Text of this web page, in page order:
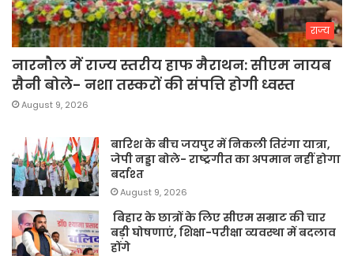
राज्य
नारनौल में राज्य स्तरीय हाफ मैराथन: सीएम नायब
सैनी बोले- नशा तस्करों की संपत्ति होगी ध्वस्त
August 9, 2026
बारिश के बीच जयपुर में निकली तिरंगा यात्रा,
जेपी नड्डा बोले- राष्ट्रगीत का अपमान नहीं होगा
बर्दाश्त
August 9, 2026
बिहार के छात्रों के लिए सीएम सम्राट की चार
बड़ी घोषणाएं, शिक्षा-परीक्षा व्यवस्था में बदलाव
होंगे